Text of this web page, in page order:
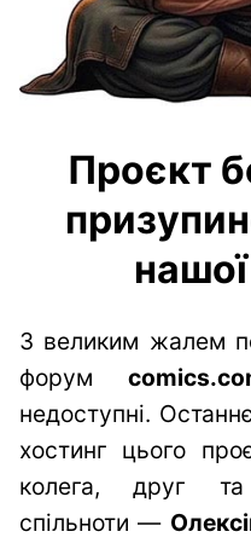
Проєкт
З великим жалем
форум
недоступні.
хостинг цього
колега, друг та
спільноти —